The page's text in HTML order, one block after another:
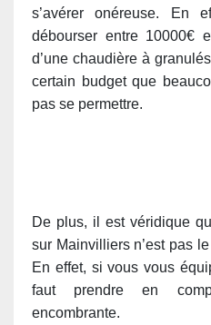
s’avérer onéreuse. En
débourser entre 10000€
d’une chaudière à
certain budget que
pas se permettre.
De plus, il est véridique
sur Mainvilliers n’est pas
En effet, si vous vous
faut prendre en
encombrante.